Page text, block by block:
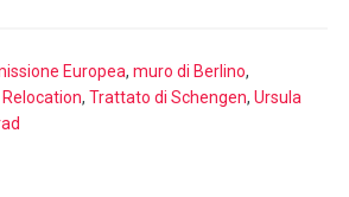
Europea, muro di Berlino,
Relocation, Trattato di Schengen, Ursula